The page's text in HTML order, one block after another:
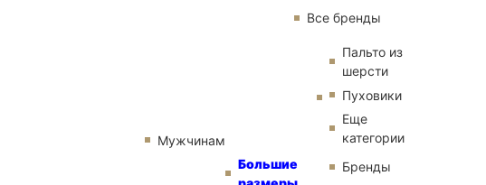
Мужчинам
Все бренды
Большие
Пальто из
шерсти
Пуховики
Еще
категории
Бренды